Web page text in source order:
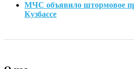
МЧС объявило штормовое
Кузбассе